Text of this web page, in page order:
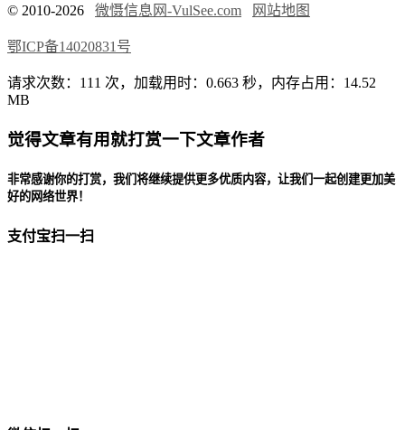
© 2010-2026 微慑信息网-VulSee.com 网站地图
鄂ICP备14020831号
请求次数：111 次，加载用时：0.663 秒，内存占用：14.52
MB
觉得文章有用就打赏一下文章作者
非常感谢你的打赏，我们将继续提供更多优质内容，让我们一起创建更加美
好的网络世界！
支付宝扫一扫